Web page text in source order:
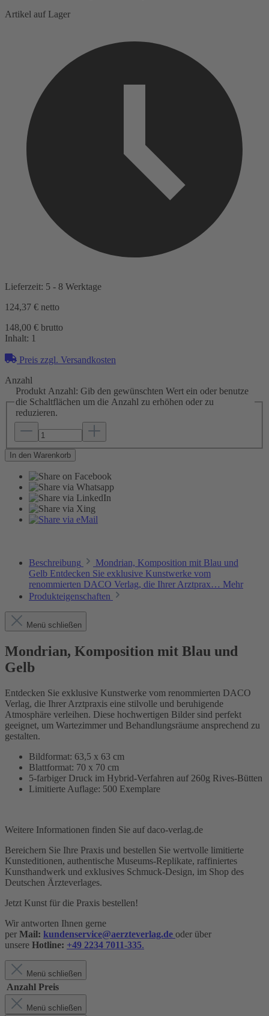
Artikel auf Lager
Lieferzeit: 5 - 8 Werktage
124,37 € netto
148,00 € brutto
Inhalt: 1
Preis zzgl. Versandkosten
Anzahl
Produkt Anzahl: Gib den gewünschten Wert ein oder benutze
die Schaltflächen um die Anzahl zu erhöhen oder zu
reduzieren.
In den Warenkorb
Beschreibung
Mondrian, Komposition mit Blau und
Gelb Entdecken Sie exklusive Kunstwerke vom
renommierten DACO Verlag, die Ihrer Arztprax… Mehr
Produkteigenschaften
Menü schließen
Mondrian, Komposition mit Blau und
Gelb
Entdecken Sie exklusive Kunstwerke vom renommierten DACO
Verlag, die Ihrer Arztpraxis eine stilvolle und beruhigende
Atmosphäre verleihen. Diese hochwertigen Bilder sind perfekt
geeignet, um Wartezimmer und Behandlungsräume ansprechend zu
gestalten.
Bildformat: 63,5 x 63 cm
Blattformat: 70 x 70 cm
5-farbiger Druck im Hybrid-Verfahren auf 260g Rives-Bütten
Limitierte Auflage: 500 Exemplare
Weitere Informationen finden Sie auf daco-verlag.de
Bereichern Sie Ihre Praxis und bestellen Sie wertvolle limitierte
Kunsteditionen, authentische Museums-Replikate, raffiniertes
Kunsthandwerk und exklusives Schmuck-Design, im Shop des
Deutschen Ärzteverlages.
Jetzt Kunst für die Praxis bestellen!
Wir antworten Ihnen gerne
per Mail: kundenservice@aerzteverlag.de oder über
unsere Hotline: +49 2234 7011-335.
Menü schließen
Anzahl Preis
Menü schließen